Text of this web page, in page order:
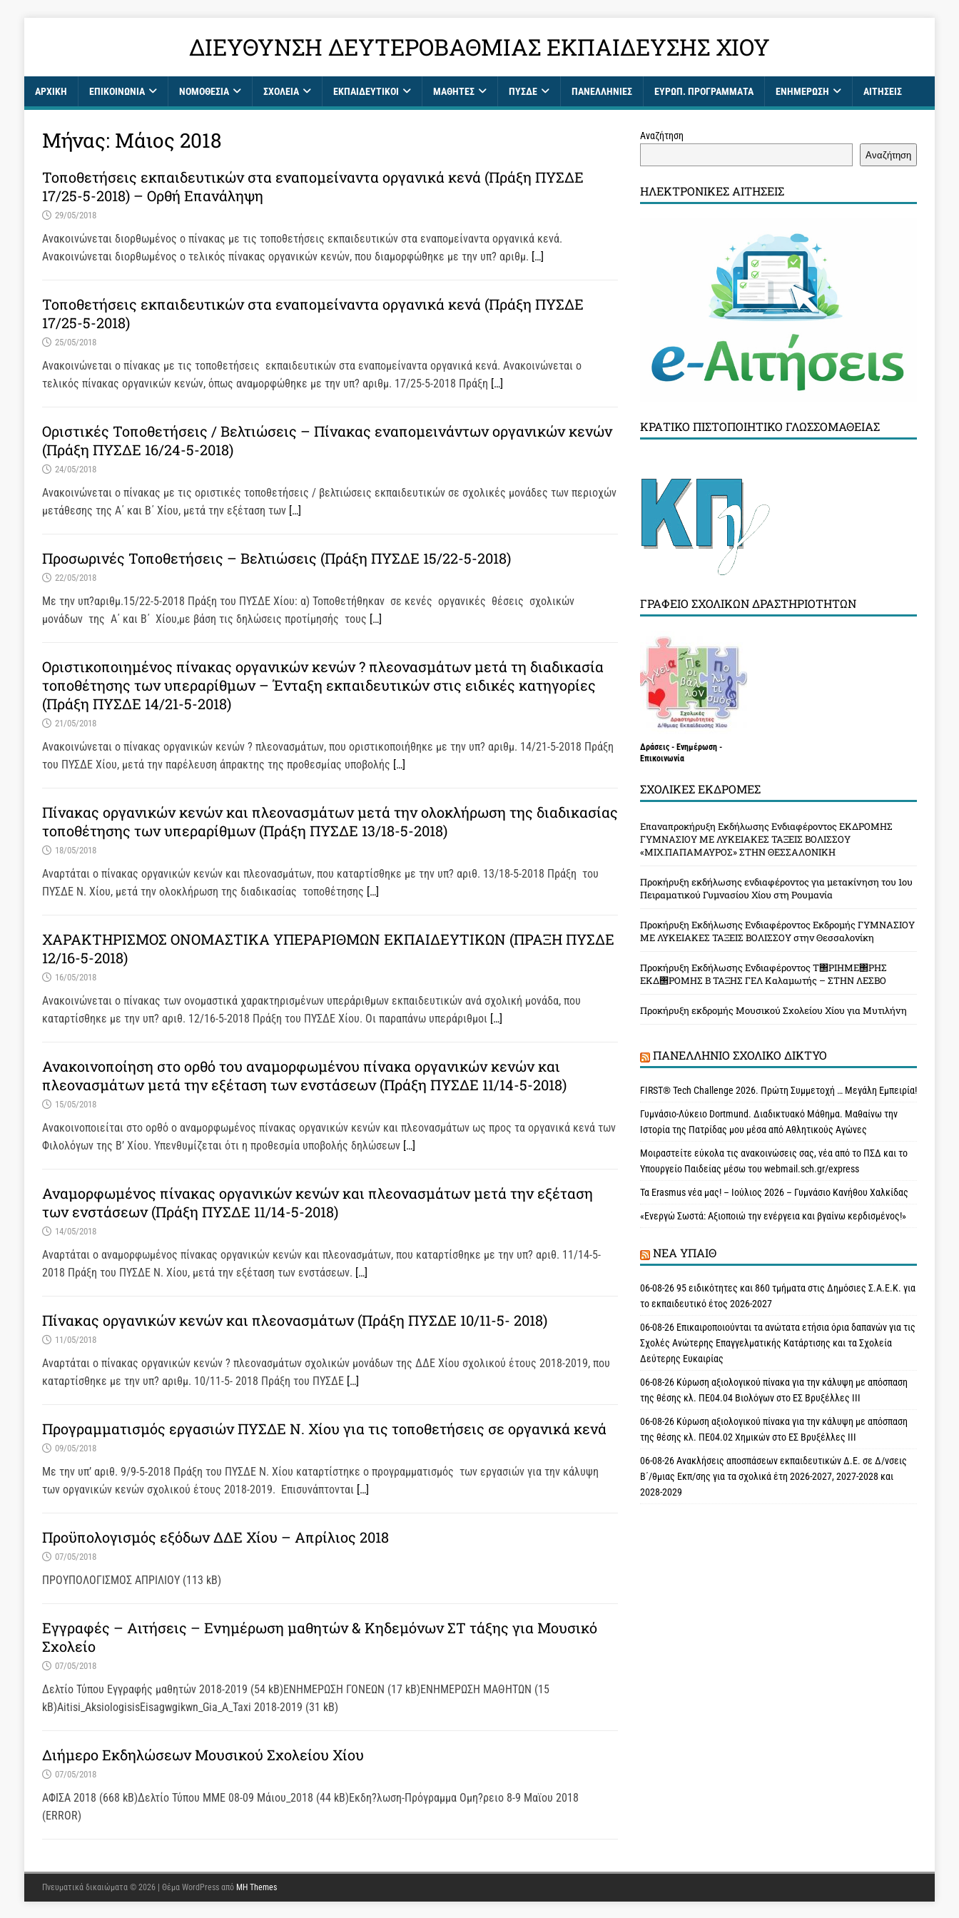
ΔΙΕΎΘΥΝΣΗ ΔΕΥΤΕΡΟΒΆΘΜΙΑΣ ΕΚΠΑΊΔΕΥΣΗΣ ΧΊΟΥ
ΑΡΧΙΚΉ ΕΠΙΚΟΙΝΩΝΊΑ ΝΟΜΟΘΕΣΙΑ ΣΧΟΛΕΊΑ ΕΚΠΑΙΔΕΥΤΙΚΟΊ ΜΑΘΗΤΈΣ ΠΥΣΔΕ ΠΑΝΕΛΛΉΝΙΕΣ ΕΥΡΩΠ. ΠΡΟΓΡΑΜΜΑΤΑ ΕΝΗΜΈΡΩΣΗ ΑΙΤΉΣΕΙΣ
Μήνας: Μάιος 2018
Τοποθετήσεις εκπαιδευτικών στα εναπομείναντα οργανικά κενά (Πράξη ΠΥΣΔΕ
17/25-5-2018) – Ορθή Επανάληψη
29/05/2018
Ανακοινώνεται διορθωμένος ο πίνακας με τις τοποθετήσεις εκπαιδευτικών στα εναπομείναντα οργανικά κενά.
Ανακοινώνεται διορθωμένος ο τελικός πίνακας οργανικών κενών, που διαμορφώθηκε με την υπ? αριθμ. […]
Τοποθετήσεις εκπαιδευτικών στα εναπομείναντα οργανικά κενά (Πράξη ΠΥΣΔΕ
17/25-5-2018)
25/05/2018
Ανακοινώνεται ο πίνακας με τις τοποθετήσεις εκπαιδευτικών στα εναπομείναντα οργανικά κενά. Ανακοινώνεται ο
τελικός πίνακας οργανικών κενών, όπως αναμορφώθηκε με την υπ? αριθμ. 17/25-5-2018 Πράξη […]
Οριστικές Τοποθετήσεις / Βελτιώσεις – Πίνακας εναπομεινάντων οργανικών κενών
(Πράξη ΠΥΣΔΕ 16/24-5-2018)
24/05/2018
Ανακοινώνεται ο πίνακας με τις οριστικές τοποθετήσεις / βελτιώσεις εκπαιδευτικών σε σχολικές μονάδες των περιοχών
μετάθεσης της Α΄ και Β΄ Χίου, μετά την εξέταση των […]
Προσωρινές Τοποθετήσεις – Βελτιώσεις (Πράξη ΠΥΣΔΕ 15/22-5-2018)
22/05/2018
Με την υπ?αριθμ.15/22-5-2018 Πράξη του ΠΥΣΔΕ Χίου: α) Τοποθετήθηκαν σε κενές οργανικές θέσεις σχολικών
μονάδων της Α΄ και Β΄ Χίου,με βάση τις δηλώσεις προτίμησής τους […]
Οριστικοποιημένος πίνακας οργανικών κενών ? πλεονασμάτων μετά τη διαδικασία
τοποθέτησης των υπεραρίθμων – Ένταξη εκπαιδευτικών στις ειδικές κατηγορίες
(Πράξη ΠΥΣΔΕ 14/21-5-2018)
21/05/2018
Ανακοινώνεται ο πίνακας οργανικών κενών ? πλεονασμάτων, που οριστικοποιήθηκε με την υπ? αριθμ. 14/21-5-2018 Πράξη
του ΠΥΣΔΕ Χίου, μετά την παρέλευση άπρακτης της προθεσμίας υποβολής […]
Πίνακας οργανικών κενών και πλεονασμάτων μετά την ολοκλήρωση της διαδικασίας
τοποθέτησης των υπεραρίθμων (Πράξη ΠΥΣΔΕ 13/18-5-2018)
18/05/2018
Αναρτάται ο πίνακας οργανικών κενών και πλεονασμάτων, που καταρτίσθηκε με την υπ? αριθ. 13/18-5-2018 Πράξη του
ΠΥΣΔΕ Ν. Χίου, μετά την ολοκλήρωση της διαδικασίας τοποθέτησης […]
ΧΑΡΑΚΤΗΡΙΣΜΟΣ ΟΝΟΜΑΣΤΙΚΑ ΥΠΕΡΑΡΙΘΜΩΝ ΕΚΠΑΙΔΕΥΤΙΚΩΝ (ΠΡΑΞΗ ΠΥΣΔΕ
12/16-5-2018)
16/05/2018
Ανακοινώνεται ο πίνακας των ονομαστικά χαρακτηρισμένων υπεράριθμων εκπαιδευτικών ανά σχολική μονάδα, που
καταρτίσθηκε με την υπ? αριθ. 12/16-5-2018 Πράξη του ΠΥΣΔΕ Χίου. Οι παραπάνω υπεράριθμοι […]
Ανακοινοποίηση στο ορθό του αναμορφωμένου πίνακα οργανικών κενών και
πλεονασμάτων μετά την εξέταση των ενστάσεων (Πράξη ΠΥΣΔΕ 11/14-5-2018)
15/05/2018
Ανακοινοποιείται στο ορθό ο αναμορφωμένος πίνακας οργανικών κενών και πλεονασμάτων ως προς τα οργανικά κενά των
Φιλολόγων της Β’ Χίου. Υπενθυμίζεται ότι η προθεσμία υποβολής δηλώσεων […]
Αναμορφωμένος πίνακας οργανικών κενών και πλεονασμάτων μετά την εξέταση
των ενστάσεων (Πράξη ΠΥΣΔΕ 11/14-5-2018)
14/05/2018
Αναρτάται ο αναμορφωμένος πίνακας οργανικών κενών και πλεονασμάτων, που καταρτίσθηκε με την υπ? αριθ. 11/14-5-
2018 Πράξη του ΠΥΣΔΕ Ν. Χίου, μετά την εξέταση των ενστάσεων. […]
Πίνακας οργανικών κενών και πλεονασμάτων (Πράξη ΠΥΣΔΕ 10/11-5- 2018)
11/05/2018
Αναρτάται ο πίνακας οργανικών κενών ? πλεονασμάτων σχολικών μονάδων της ΔΔΕ Χίου σχολικού έτους 2018-2019, που
καταρτίσθηκε με την υπ? αριθμ. 10/11-5- 2018 Πράξη του ΠΥΣΔΕ […]
Προγραμματισμός εργασιών ΠΥΣΔΕ Ν. Χίου για τις τοποθετήσεις σε οργανικά κενά
09/05/2018
Με την υπ’ αριθ. 9/9-5-2018 Πράξη του ΠΥΣΔΕ Ν. Χίου καταρτίστηκε ο προγραμματισμός των εργασιών για την κάλυψη
των οργανικών κενών σχολικού έτους 2018-2019. Επισυνάπτονται […]
Προϋπολογισμός εξόδων ΔΔΕ Χίου – Απρίλιος 2018
07/05/2018
ΠΡΟΥΠΟΛΟΓΙΣΜΟΣ ΑΠΡΙΛΙΟΥ (113 kB)
Εγγραφές – Αιτήσεις – Ενημέρωση μαθητών & Κηδεμόνων ΣΤ τάξης για Μουσικό
Σχολείο
07/05/2018
Δελτίο Τύπου Εγγραφής μαθητών 2018-2019 (54 kB)ΕΝΗΜΕΡΩΣΗ ΓΟΝΕΩΝ (17 kB)ΕΝΗΜΕΡΩΣΗ ΜΑΘΗΤΩΝ (15
kB)Aitisi_AksiologisisEisagwgikwn_Gia_A_Taxi 2018-2019 (31 kB)
Διήμερο Εκδηλώσεων Μουσικού Σχολείου Χίου
07/05/2018
ΑΦΙΣΑ 2018 (668 kB)Δελτίο Τύπου ΜΜΕ 08-09 Μάιου_2018 (44 kB)Εκδη?λωση-Πρόγραμμα Ομη?ρειο 8-9 Mαϊου 2018
(ERROR)
Αναζήτηση
Αναζήτηση
ΗΛΕΚΤΡΟΝΙΚΈΣ ΑΙΤΉΣΕΙΣ
ΚΡΑΤΙΚΌ ΠΙΣΤΟΠΟΙΗΤΙΚΌ ΓΛΩΣΣΟΜΆΘΕΙΑΣ
ΓΡΑΦΕΊΟ ΣΧΟΛΙΚΏΝ ΔΡΑΣΤΗΡΙΟΤΉΤΩΝ
Δράσεις - Ενημέρωση -
Επικοινωνία
ΣΧΟΛΙΚΈΣ ΕΚΔΡΟΜΈΣ
Επαναπροκήρυξη Εκδήλωσης Ενδιαφέροντος ΕΚΔΡΟΜΗΣ
ΓΥΜΝΑΣΙΟΥ ΜΕ ΛΥΚΕΙΑΚΕΣ ΤΑΞΕΙΣ ΒΟΛΙΣΣΟΥ
«ΜΙΧ.ΠΑΠΑΜΑΥΡΟΣ» ΣΤΗΝ ΘΕΣΣΑΛΟΝΙΚΗ
Προκήρυξη εκδήλωσης ενδιαφέροντος για μετακίνηση του 1ου
Πειραματικού Γυμνασίου Χίου στη Ρουμανία
Προκήρυξη Εκδήλωσης Ενδιαφέροντος Εκδρομής ΓΥΜΝΑΣΙΟΥ
ΜΕ ΛΥΚΕΙΑΚΕΣ ΤΑΞΕΙΣ ΒΟΛΙΣΣΟΥ στην Θεσσαλονίκη
Προκήρυξη Εκδήλωσης Ενδιαφέροντος Τ΢ΡΙΗΜΕ΢ΡΗΣ
ΕΚΔ΢ΡΟΜΗΣ Β ΤΑΞΗΣ ΓΕΛ Καλαμωτής – ΣΤΗΝ ΛΕΣΒΟ
Προκήρυξη εκδρομής Μουσικού Σχολείου Χίου για Μυτιλήνη
ΠΑΝΕΛΛΉΝΙΟ ΣΧΟΛΙΚΌ ΔΊΚΤΥΟ
FIRST® Tech Challenge 2026. Πρώτη Συμμετοχή … Μεγάλη Εμπειρία!
Γυμνάσιο-Λύκειο Dortmund. Διαδικτυακό Μάθημα. Μαθαίνω την
Ιστορία της Πατρίδας μου μέσα από Αθλητικούς Αγώνες
Μοιραστείτε εύκολα τις ανακοινώσεις σας, νέα από το ΠΣΔ και το
Υπουργείο Παιδείας μέσω του webmail.sch.gr/express
Τα Erasmus νέα μας! – Ιούλιος 2026 – Γυμνάσιο Κανήθου Χαλκίδας
«Ενεργώ Σωστά: Αξιοποιώ την ενέργεια και βγαίνω κερδισμένος!»
ΝΈΑ ΥΠAΙΘ
06-08-26 95 ειδικότητες και 860 τμήματα στις Δημόσιες Σ.Α.Ε.Κ. για
το εκπαιδευτικό έτος 2026-2027
06-08-26 Επικαιροποιούνται τα ανώτατα ετήσια όρια δαπανών για τις
Σχολές Ανώτερης Επαγγελματικής Κατάρτισης και τα Σχολεία
Δεύτερης Ευκαιρίας
06-08-26 Κύρωση αξιολογικού πίνακα για την κάλυψη με απόσπαση
της θέσης κλ. ΠΕ04.04 Βιολόγων στο ΕΣ Βρυξέλλες ΙΙΙ
06-08-26 Κύρωση αξιολογικού πίνακα για την κάλυψη με απόσπαση
της θέσης κλ. ΠΕ04.02 Χημικών στο ΕΣ Βρυξέλλες ΙΙΙ
06-08-26 Ανακλήσεις αποσπάσεων εκπαιδευτικών Δ.Ε. σε Δ/νσεις
Β΄/θμιας Εκπ/σης για τα σχολικά έτη 2026-2027, 2027-2028 και
2028-2029
Πνευματικά δικαιώματα © 2026 | Θέμα WordPress από MH Themes